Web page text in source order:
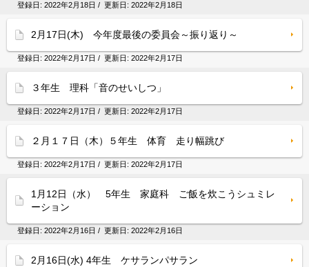
登録日: 2022年2月18日 / 更新日: 2022年2月18日
2月17日(木) 今年度最後の委員会～振り返り～
登録日: 2022年2月17日 / 更新日: 2022年2月17日
３年生 理科「音のせいしつ」
登録日: 2022年2月17日 / 更新日: 2022年2月17日
２月１７日（木）５年生 体育 走り幅跳び
登録日: 2022年2月17日 / 更新日: 2022年2月17日
1月12日（水） 5年生 家庭科 ご飯を炊こうシュミレ
ーション
登録日: 2022年2月16日 / 更新日: 2022年2月16日
2月16日(水) 4年生 ケサランパサラン